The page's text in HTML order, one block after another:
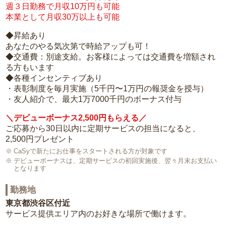
週３日勤務で月収10万円も可能
本業として月収30万以上も可能
◆昇給あり
あなたのやる気次第で時給アップも可！
◆交通費：別途支給。お客様によっては交通費を増額され
る方もいます
◆各種インセンティブあり
・表彰制度を毎月実施（5千円〜1万円の報奨金を授与）
・友人紹介で、最大1万7000千円のボーナス付与
＼デビューボーナス2,500円もらえる／
ご応募から30日以内に定期サービスの担当になると、
2,500円プレゼント
CaSyで新たにお仕事をスタートされる方が対象です
デビューボーナスは、定期サービスの初回実施後、翌々月末お支払い
となります
勤務地
東京都渋谷区付近
サービス提供エリア内のお好きな場所で働けます。